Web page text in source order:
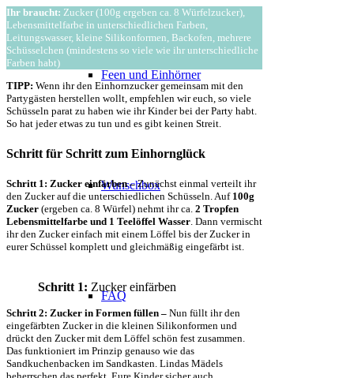
Feen und Einhörner
Wunschbox
FAQ
Ihr braucht: Zucker (100g ergeben ca. 8 Würfelzucker),
Lebensmittelfarbe in unterschiedlichen Farben,
Leitungswasser, kleine Silikonformen, Backofen, mehrere
Schüsselchen (mindestens so viele wie ihr unterschiedliche
Farben habt)
TIPP: Wenn ihr den Einhornzucker gemeinsam mit den
Partygästen herstellen wollt, empfehlen wir euch, so viele
Schüsseln parat zu haben wie ihr Kinder bei der Party habt.
So hat jeder etwas zu tun und es gibt keinen Streit.
Schritt für Schritt zum Einhornglück
Schritt 1: Zucker einfärben –Zunächst einmal verteilt ihr
den Zucker auf die unterschiedlichen Schüsseln. Auf 100g
Zucker (ergeben ca. 8 Würfel) nehmt ihr ca. 2 Tropfen
Lebensmittelfarbe und 1 Teelöffel Wasser. Dann vermischt
ihr den Zucker einfach mit einem Löffel bis der Zucker in
eurer Schüssel komplett und gleichmäßig eingefärbt ist.
Schritt 1: Zucker einfärben
Schritt 2: Zucker in Formen füllen – Nun füllt ihr den
eingefärbten Zucker in die kleinen Silikonformen und
drückt den Zucker mit dem Löffel schön fest zusammen.
Das funktioniert im Prinzip genauso wie das
Sandkuchenbacken im Sandkasten. Lindas Mädels